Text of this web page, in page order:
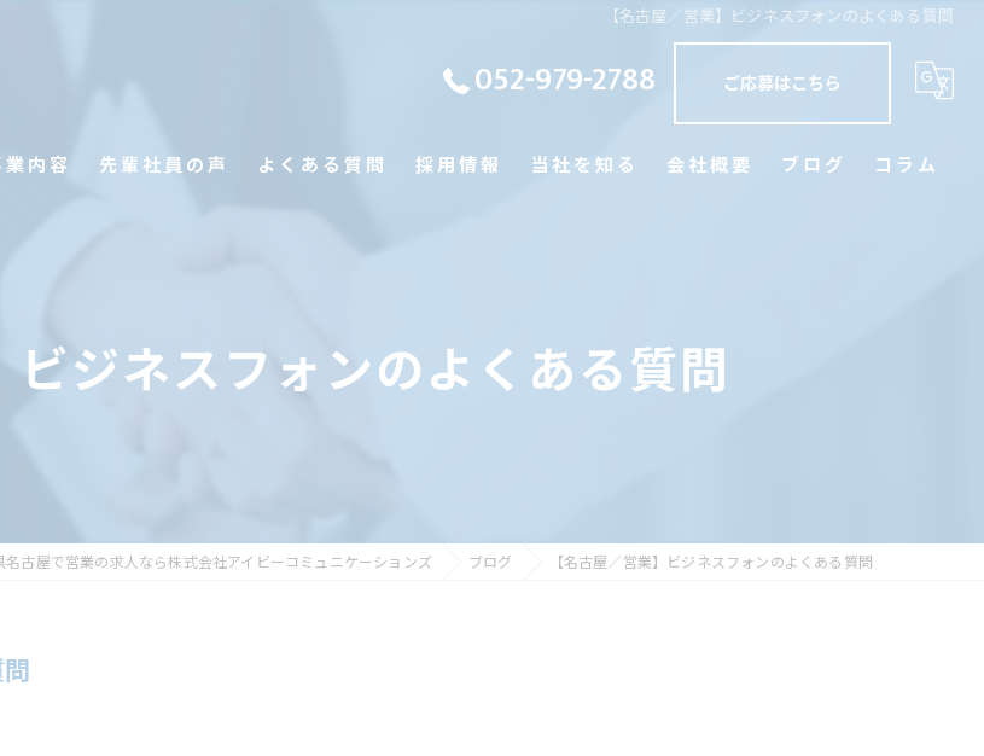
【名古屋／営業】ビジネスフォンのよくある質問
052-979-2788 ご応募はこちら
内容 先輩社員の声 よくある質問 採用情報 当社を知る
未経験
会社概要 ブログ コラム
ビジネスフォンのよくある質問
名古屋で営業の求人なら株式会社アイビーコミュニケーションズ ブログ 【名古屋／営業】ビジネスフォンのよくある質問